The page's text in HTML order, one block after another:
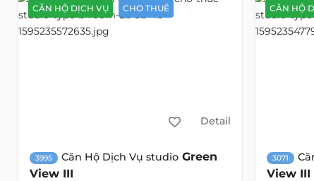
CĂN HỘ DỊCH VỤ CHO THUÊ
Detail
3995 Căn Hộ Dịch Vụ studio Green
View III
CĂN HỘ
3071
View III